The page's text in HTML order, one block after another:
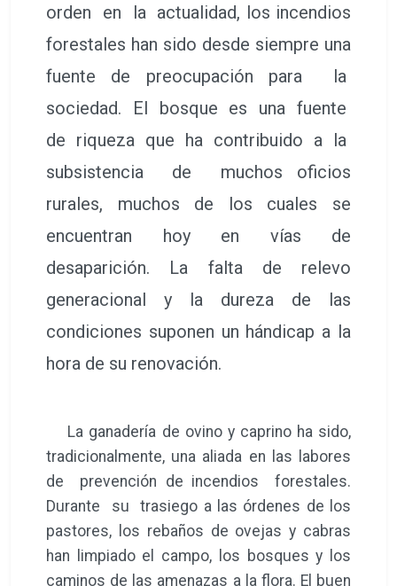
orden en la actualidad, los incendios
forestales han sido desde siempre una
fuente de preocupación para la
sociedad. El bosque es una fuente
de riqueza que ha contribuido a la
subsistencia de muchos oficios
rurales, muchos de los cuales se
encuentran hoy en vías de
desaparición. La falta de relevo
generacional y la dureza de las
condiciones suponen un hándicap a la
hora de su renovación.
La ganadería de ovino y caprino ha sido,
tradicionalmente, una aliada en las labores
de prevención de incendios forestales.
Durante su trasiego a las órdenes de los
pastores, los rebaños de ovejas y cabras
han limpiado el campo, los bosques y los
caminos de las amenazas a la flora. El buen